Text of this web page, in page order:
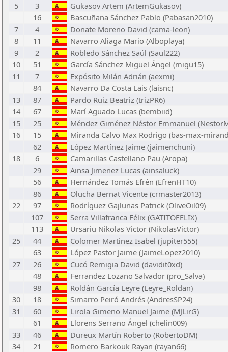
5
3
Gukasov Artem (ArtemGukasov)
16
Bascuñana Sánchez Pablo (Pabasan2010)
7
4
Donate Moreno David (cama-leon)
8
11
Navarro Aliaga Mario (Alboplaya)
9
2
Robledo Sánchez Saúl (Saul222)
10
51
García Sánchez Miguel Ángel (migu15)
11
7
Expósito Milán Adrián (aexmi)
84
Navarro Da Costa Lais (laisnc)
13
87
Pardo Ruiz Beatriz (trizPR6)
14
67
Marí Aguado Lucas (bembiid)
15
25
Méndez Giménez Néstor Emmanuel
16
15
Miranda Calvo Max Rodrigo (bas-max-
62
López Martínez Jaime (jaimenchuni)
18
6
Camarillas Castellano Pau (Aropa)
29
Ainsa Jimenez Lucas (ainsaluck)
56
Hernández Tomás Efrén (EfrenHT10)
86
Olucha Bernat Vicente (crmaster2013)
22
97
Rodríguez Gajlunas Patrick (OliveOil09)
107
Serra Villafranca Félix (GATITOFELIX)
113
Ursariu Nikolas Victor (NikolasVictor)
25
44
Colomer Martinez Isabel (jupiter555)
63
López Pastor Jaime (JaimeLopez2010)
27
26
Cucó Remigia David (davidit0xd)
48
Ferrandez Lozano Salvador (pro_Salva)
98
Roldán García Leyre (Leyre_Roldan)
30
18
Simarro Peiró Andrés (AndresSP24)
31
60
Lirola Gimeno Manuel Jaime (MJLirG)
61
Llorens Serrano Ángel (chelin009)
33
46
Dureux Martín Roberto (RobertoDM)
34
21
Romero Barkouk Rayan (rayan66)